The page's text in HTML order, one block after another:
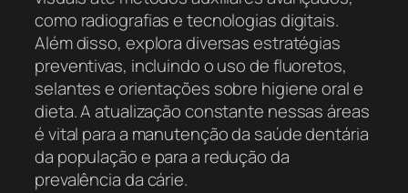
como radiografias e tecnologias digitais.
Além disso, explora diversas estratégias
preventivas, incluindo o uso de fluoretos,
selantes e orientações sobre higiene oral e
dieta. A atualização constante nessas áreas
é vital para a manutenção da saúde dentária
da população e para a redução da
prevalência da cárie.